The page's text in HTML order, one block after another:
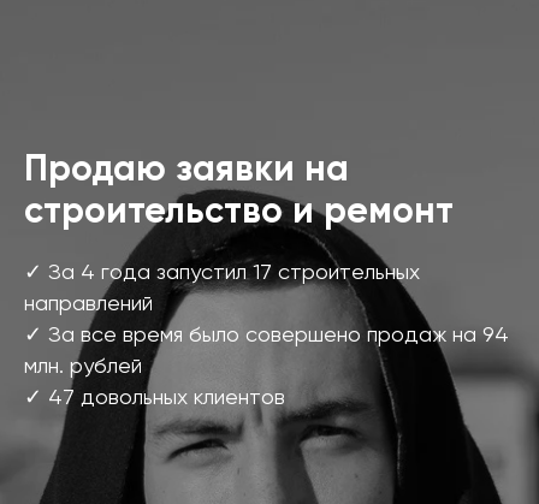
Продаю заявки на
строительство и ремонт
✓ За 4 года запустил 17 строительных
направлений
✓ За все время было совершено продаж на 94
млн. рублей
✓ 47 довольных клиентов